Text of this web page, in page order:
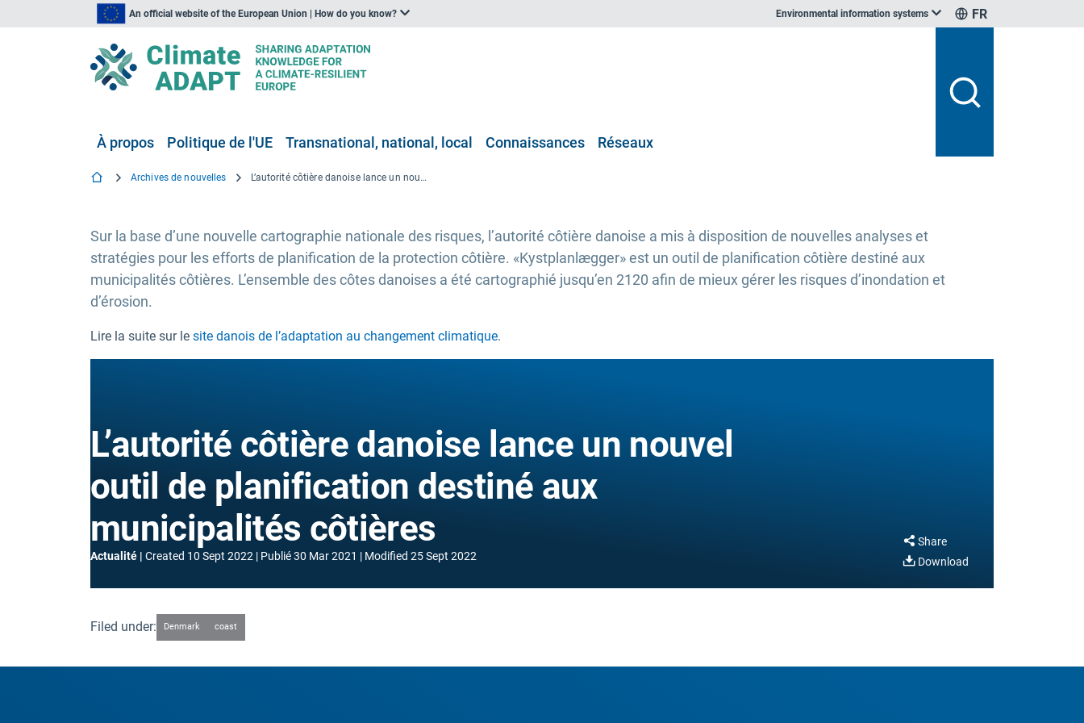
An official website of the European Union | How do you know? Environmental information systems FR
À propos Politique de l'UE Transnational, national, local Connaissances Réseaux
Archives de nouvelles L’autorité côtière danoise lance un nouvel outil de planification destiné aux municipalités côtières
Sur la base d’une nouvelle cartographie nationale des risques, l’autorité côtière danoise a mis à disposition de nouvelles analyses et
stratégies pour les efforts de planification de la protection côtière. «Kystplanlægger» est un outil de planification côtière destiné aux
municipalités côtières. L’ensemble des côtes danoises a été cartographié jusqu’en 2120 afin de mieux gérer les risques d’inondation et
d’érosion.
Lire la suite sur le site danois de l’adaptation au changement climatique.
L’autorité côtière danoise lance un nouvel
outil de planification destiné aux
municipalités côtières
Actualité Created 10 Sept 2022 Publié30 Mar 2021 Modified 25 Sept 2022
Share
Download
Filed under: Denmark coast